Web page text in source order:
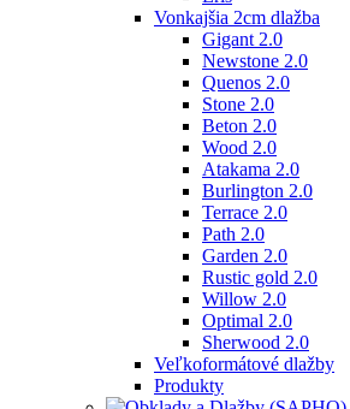
Vonkajšia 2cm dlažba
Gigant 2.0
Newstone 2.0
Quenos 2.0
Stone 2.0
Beton 2.0
Wood 2.0
Atakama 2.0
Burlington 2.0
Terrace 2.0
Path 2.0
Garden 2.0
Rustic gold 2.0
Willow 2.0
Optimal 2.0
Sherwood 2.0
Veľkoformátové dlažby
Produkty